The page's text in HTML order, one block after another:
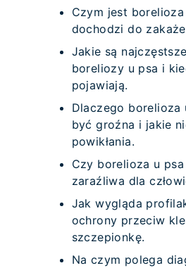
Czym jest
dochodzi do
Jakie są
boreliozy u psa i
pojawiają.
Dlaczego borelioza
być groźna i jakie
powikłania.
Czy borelioza u
zaraźliwa dla
Jak wygląda
ochrony przeciw
szczepionkę.
Na czym polega